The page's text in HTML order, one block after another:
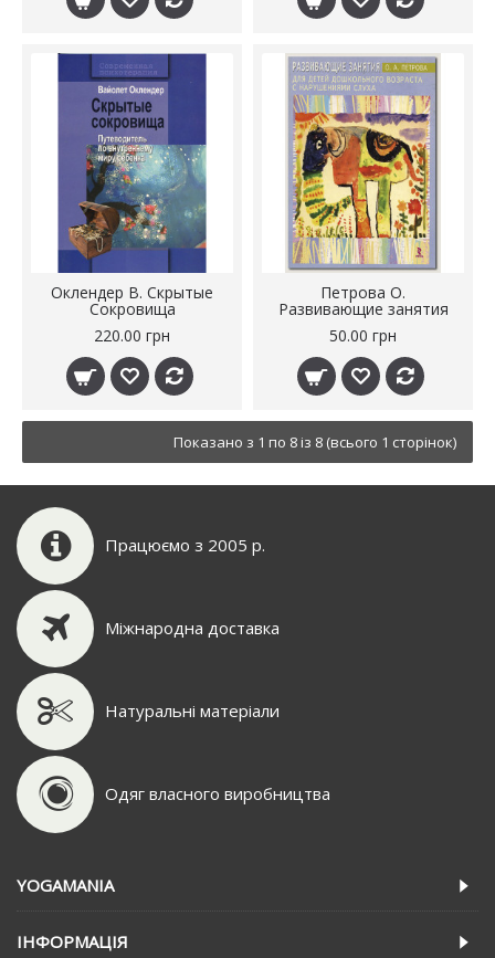
Оклендер В. Скрытые
Сокровища
220.00 грн
Петрова О.
Развивающие занятия
50.00 грн
Показано з 1 по 8 із 8 (всього 1 сторінок)
Працюємо з 2005 р.
Міжнародна доставка
Натуральні матеріали
Одяг власного виробництва
YOGAMANIA
IНФОРМАЦIЯ